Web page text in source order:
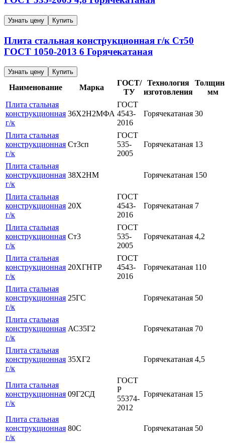
Узнать цену Купить
Плита стальная конструкционная г/к Ст50
ГОСТ 1050-2013 6 Горячекатаная
Узнать цену Купить
Наименование Марка
ГОСТ/
ТУ
Технология
изготовления
мм
Плита стальная
конструкционная
г/к
36Х2Н2МФА
ГОСТ
4543-
2016
Горячекатаная 30
Плита стальная
конструкционная
г/к
Ст3сп
ГОСТ
535-
2005
Горячекатаная 13
Плита стальная
конструкционная
г/к
38Х2НМ Горячекатаная 150
Плита стальная
конструкционная
г/к
20Х
ГОСТ
4543-
2016
Горячекатаная 7
Плита стальная
конструкционная
г/к
Ст3
ГОСТ
535-
2005
Горячекатаная 4,2
Плита стальная
конструкционная
г/к
20ХГНТР
ГОСТ
4543-
2016
Горячекатаная 110
Плита стальная
конструкционная
г/к
25ГС Горячекатаная 50
Плита стальная
конструкционная
г/к
АС35Г2 Горячекатаная 70
Плита стальная
конструкционная
г/к
35ХГ2 Горячекатаная 4,5
Плита стальная
конструкционная
г/к
09Г2СД
ГОСТ
Р
55374-
2012
Горячекатаная 15
Плита стальная
конструкционная
г/к
80С Горячекатаная 50